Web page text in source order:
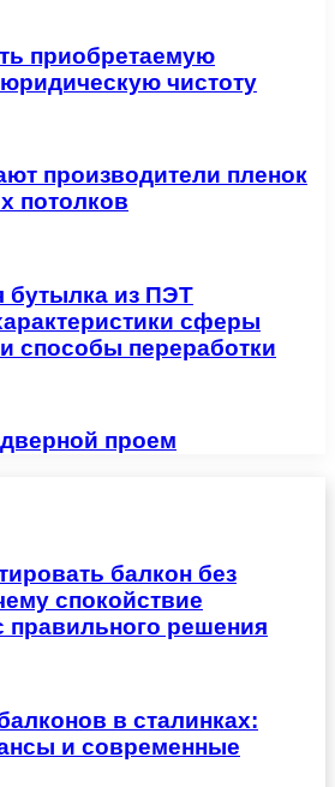
приобретаемую
чистоту
производители пленок
потолков
бутылка из ПЭТ
сферы
способы переработки
проем
балкон без
спокойствие
правильного решения
в сталинках:
и современные